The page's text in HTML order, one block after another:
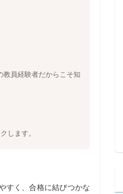
教員経験者だからこそ知
します。
すく、合格に結びつかな